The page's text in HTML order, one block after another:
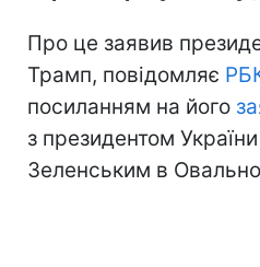
Про це заявив
Трамп, повідомляє
посиланням на його
з президентом
Зеленським в